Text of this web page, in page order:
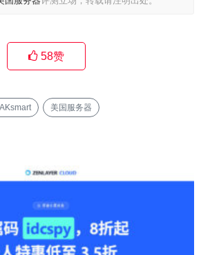
58赞
美国服务器